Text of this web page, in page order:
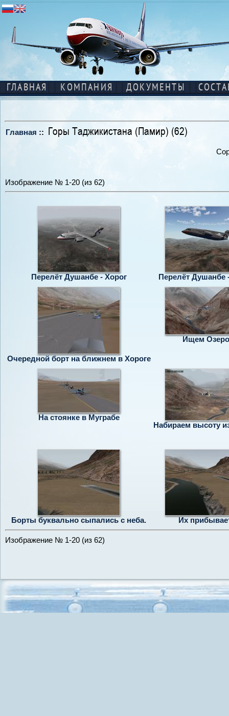
ГЛАВНАЯ КОМПАНИЯ ДОКУМЕНТЫ
Главная :: Горы Таджикистана (Памир) (62)
Изображение № 1-20 (из 62)
Перелёт Душанбе - Хорог Перелёт Душанбе
Очередной борт на ближнем в Хороге
Ищем Озеро
На стоянке в Муграбе
Набираем высоту
Борты буквально сыпались с неба. Их
Изображение № 1-20 (из 62)